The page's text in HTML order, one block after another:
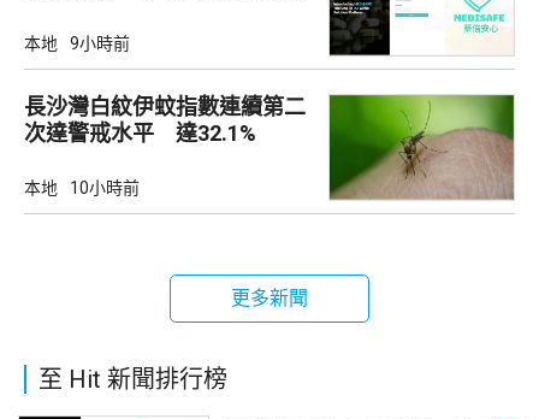
本地 9小時前
長沙灣白紋伊蚊指數連續第二
次達警戒水平 達32.1%
本地 10小時前
更多新聞
至 Hit 新聞排行榜